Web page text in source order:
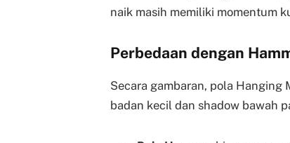
naik masih memiliki momentum
Perbedaan dengan
Secara gambaran, pola Hanging
badan kecil dan shadow bawah